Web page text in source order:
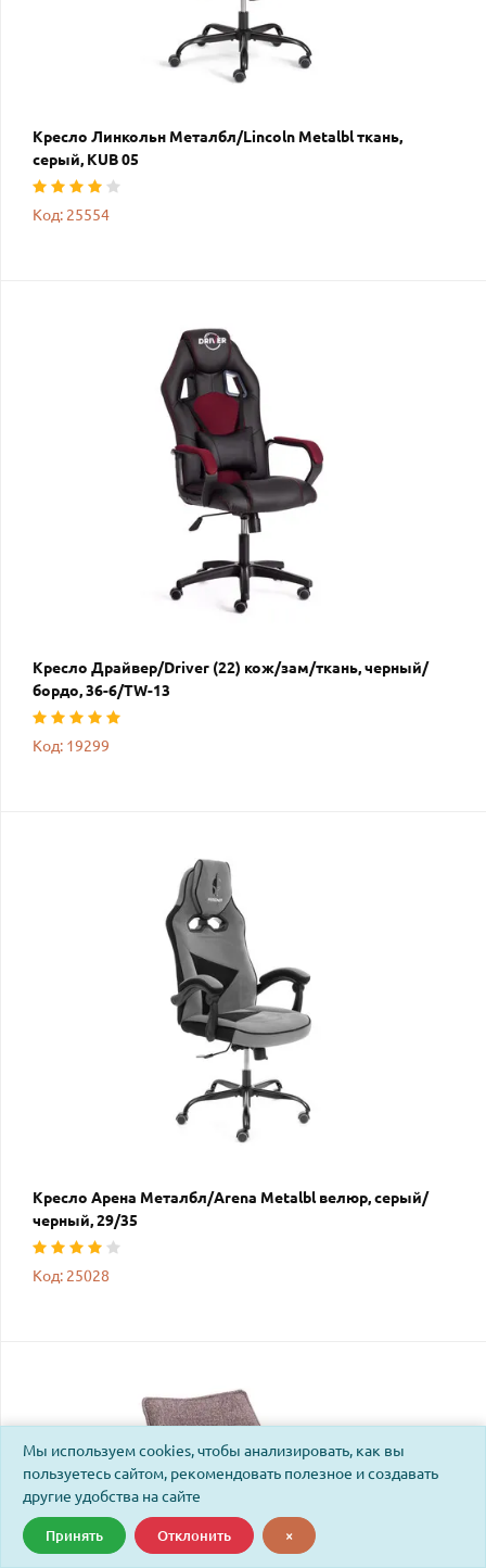
Кресло Линкольн Металбл/Lincoln Metalbl ткань,
серый, KUB 05
Код: 25554
Кресло Драйвер/Driver (22) кож/зам/ткань, черный/
бордо, 36-6/TW-13
Код: 19299
Кресло Арена Металбл/Arena Metalbl велюр, серый/
черный, 29/35
Код: 25028
Мы используем cookies, чтобы анализировать, как вы
пользуетесь сайтом, рекомендовать полезное и создавать
другие удобства на сайте
Принять Отклонить ×